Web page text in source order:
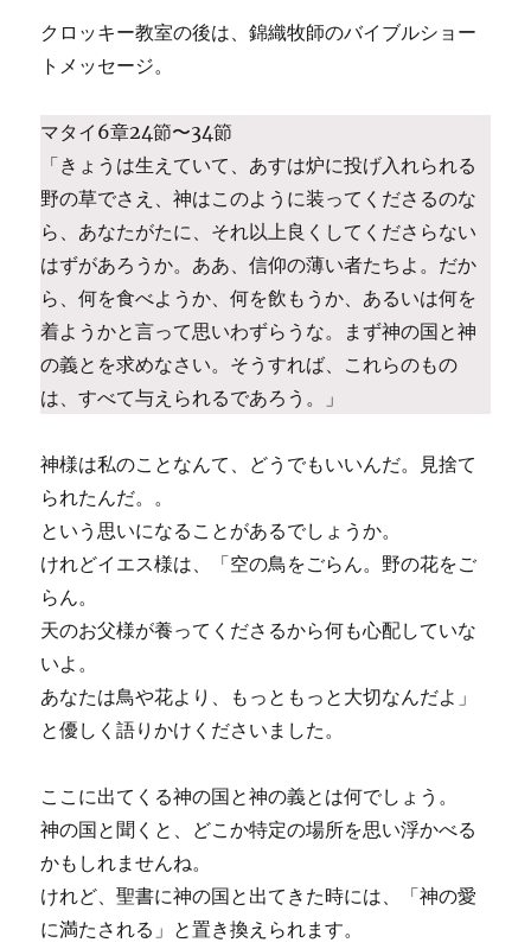
クロッキー教室の後は、錦織牧師のバイブルショー
トメッセージ。
マタイ6章24節〜34節
「きょうは生えていて、あすは炉に投げ入れられる
野の草でさえ、神はこのように装ってくださるのな
ら、あなたがたに、それ以上良くしてくださらない
はずがあろうか。ああ、信仰の薄い者たちよ。だか
ら、何を食べようか、何を飲もうか、あるいは何を
着ようかと言って思いわずらうな。まず神の国と神
の義とを求めなさい。そうすれば、これらのもの
は、すべて与えられるであろう。」
神様は私のことなんて、どうでもいいんだ。見捨て
られたんだ。。
という思いになることがあるでしょうか。
けれどイエス様は、「空の鳥をごらん。野の花をご
らん。
天のお父様が養ってくださるから何も心配していな
いよ。
あなたは鳥や花より、もっともっと大切なんだよ」
と優しく語りかけくださいました。
ここに出てくる神の国と神の義とは何でしょう。
神の国と聞くと、どこか特定の場所を思い浮かべる
かもしれませんね。
けれど、聖書に神の国と出てきた時には、「神の愛
に満たされる」と置き換えられます。